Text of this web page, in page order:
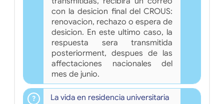
con la desicion final del CROUS:
renovacion, rechazo o espera de
desicion. En este ultimo caso, la
respuesta sera transmitida
posteriorment, despues de las
affectaciones nacionales del
mes de junio.
La vida en residencia universitaria